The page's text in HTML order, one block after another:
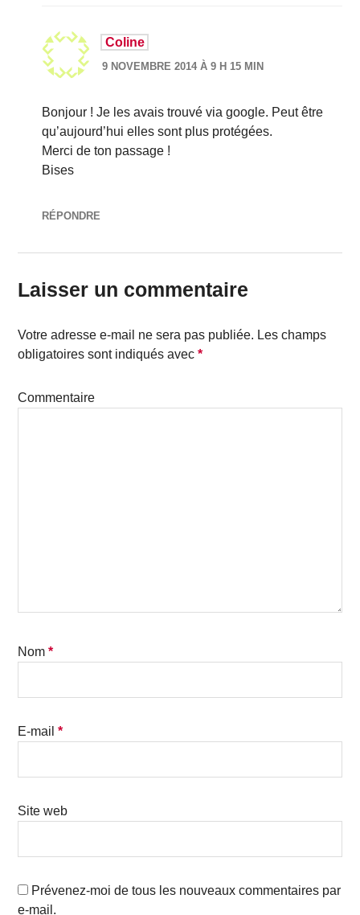
Coline
9 NOVEMBRE 2014 À 9 H 15 MIN
Bonjour ! Je les avais trouvé via google. Peut être
qu’aujourd’hui elles sont plus protégées.
Merci de ton passage !
Bises
RÉPONDRE
Laisser un commentaire
Votre adresse e-mail ne sera pas publiée. Les champs
obligatoires sont indiqués avec*
Commentaire
Nom*
E-mail*
Site web
Prévenez-moi de tous les nouveaux commentaires par
e-mail.